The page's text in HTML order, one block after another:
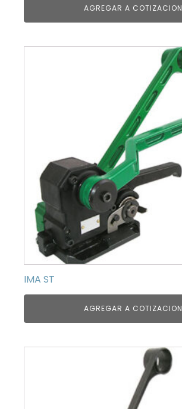
AGREGAR A COTIZACION
IMA ST
AGREGAR A COTIZACION